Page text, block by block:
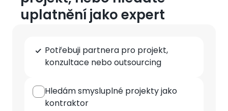
uplatnění jako expert
spolupráce
Potřebuji partnera pro projekt,
konzultace nebo outsourcing
Hledám smysluplné projekty jako
kontraktor